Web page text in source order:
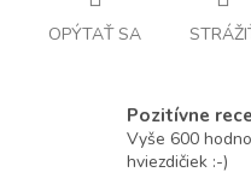
OPÝTAŤ SA
Pozitívne
Vyše 600
hviezdičiek :-)